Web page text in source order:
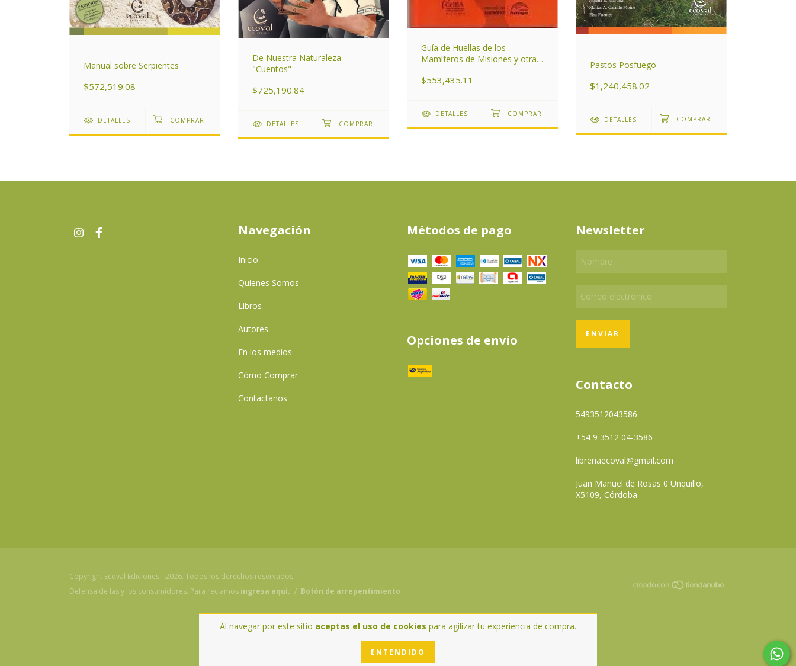
Al navegar por este sitio aceptas el uso de cookies para agilizar tu experiencia de compra.
ENTENDIDO
Manual sobre Serpientes
$572,519.08
DETALLES
De Nuestra Naturaleza
"Cuentos"
$725,190.84
DETALLES
Guía de Huellas de los
Mamíferos de Misiones y otras
Argentina
$553,435.11
DETALLES
Pastos Posfuego
$1,240,458.02
DETALLES
Navegación
Inicio
Quienes Somos
Libros
Autores
En los medios
Cómo Comprar
Contactanos
Métodos de pago
Opciones de envío
Newsletter
Contacto
5493512043586
+54 9 3512 04-3586
libreriaecoval@gmail.com
Juan Manuel de Rosas 0 Unquillo,
X5109, Córdoba
Copyright Ecoval Ediciones - 2026. Todos los derechos reservados.
Defensa de las y los consumidores. Para reclamos ingresa aquí. / Botón de arrepentimiento